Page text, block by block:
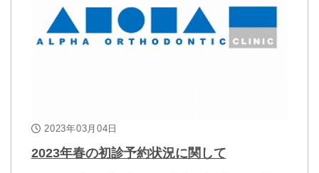
2023年03月04日
2023年春の初診予約状況に関して